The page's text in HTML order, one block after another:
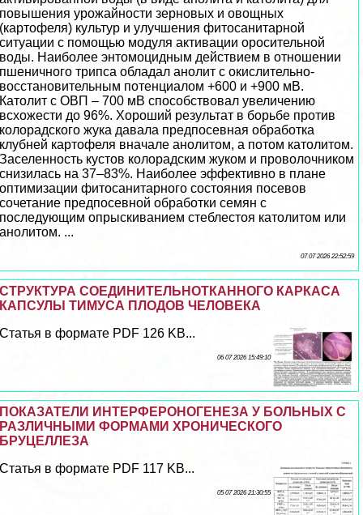
повышения урожайности зерновых и овощных
(картофеля) культур и улучшения фитосанитарной
ситуации с помощью модуля активации оросительной
воды. Наиболее энтомоцидным действием в отношении
пшеничного трипса обладал анолит с окислительно-
восстановительным потенциалом +600 и +900 мВ.
Католит с ОВП – 700 мВ способствовал увеличению
всхожести до 96%. Хороший результат в борьбе против
колорадского жука давала предпосевная обработка
клубней картофеля вначале анолитом, а потом католитом.
Заселенность кустов колорадским жуком и проволочником
снизилась на 37–83%. Наиболее эффективно в плане
оптимизации фитосанитарного состояния посевов
сочетание предпосевной обработки семян с
последующим опрыскиванием стeблестоя католитом или
анолитом. ...
07 07 2026 22:52:59
СТРУКТУРА СОЕДИНИТЕЛЬНОТКАННОГО КАРКАСА
КАПСУЛЫ ТИМУСА ПЛОДОВ ЧЕЛОВЕКА
Статья в формате PDF 126 KB...
06 07 2026 15:49:10
ПОКАЗАТЕЛИ ИНТЕРФЕРОНОГЕНЕЗА У БОЛЬНЫХ С
РАЗЛИЧНЫМИ ФОРМАМИ ХРОНИЧЕСКОГО
БРУЦЕЛЛЕЗА
Статья в формате PDF 117 KB...
05 07 2026 21:30:55